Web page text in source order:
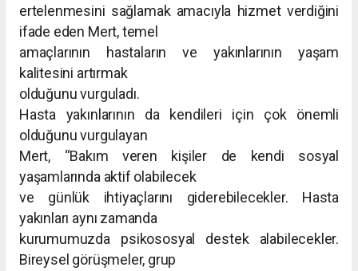
ertelenmesini sağlamak amacıyla hizmet verdiğini
ifade eden Mert, temel
amaçlarının hastaların ve yakınlarının yaşam
kalitesini artırmak
olduğunu vurguladı.
Hasta yakınlarının da kendileri için çok önemli
olduğunu vurgulayan
Mert, “Bakım veren kişiler de kendi sosyal
yaşamlarında aktif olabilecek
ve günlük ihtiyaçlarını giderebilecekler. Hasta
yakınları aynı zamanda
kurumumuzda psikososyal destek alabilecekler.
Bireysel görüşmeler, grup